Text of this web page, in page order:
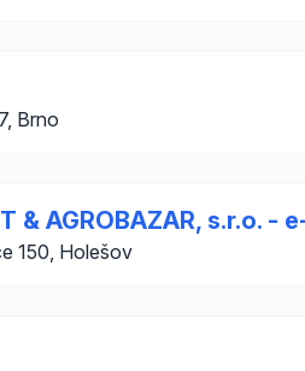
Brno
& AGROBAZAR, s.r.o. -
150, Holešov